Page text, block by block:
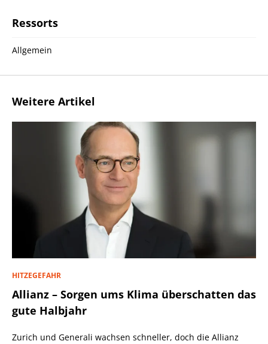
Ressorts
Allgemein
Weitere Artikel
HITZEGEFAHR
Allianz – Sorgen ums Klima überschatten das
gute Halbjahr
Zurich und Generali wachsen schneller, doch die Allianz